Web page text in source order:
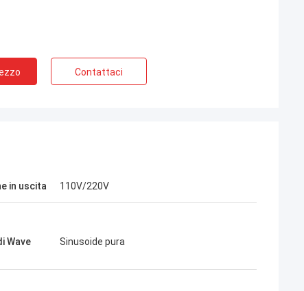
Contattaci
in uscita 110V/220V
Wave Sinusoide pura